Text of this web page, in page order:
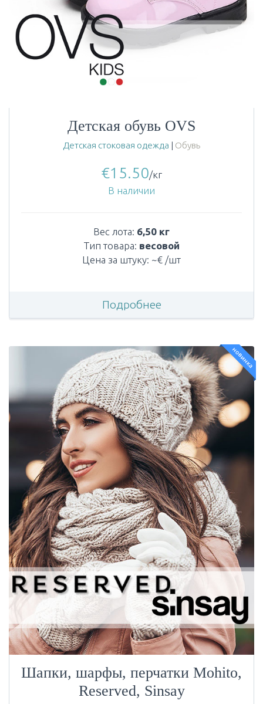
Детская обувь OVS
Детская стоковая одежда | Обувь
€15.50/кг
В наличии
Вес лота: 6,50 кг
Тип товара: весовой
Цена за штуку: ~€ /шт
Подробнее
новинка
Шапки, шарфы, перчатки Mohito,
Reserved, Sinsay